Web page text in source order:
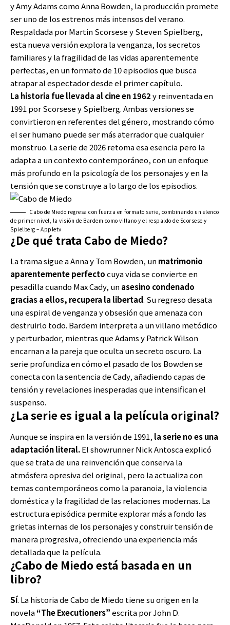
y Amy Adams como Anna Bowden, la producción promete
ser uno de los estrenos más intensos del verano.
Respaldada por Martin Scorsese y Steven Spielberg,
esta nueva versión explora la venganza, los secretos
familiares y la fragilidad de las vidas aparentemente
perfectas, en un formato de 10 episodios que busca
atrapar al espectador desde el primer capítulo.
La historia fue llevada al cine en 1962y reinventada en
1991 por Scorsese y Spielberg. Ambas versiones se
convirtieron en referentes del género, mostrando cómo
el ser humano puede ser más aterrador que cualquier
monstruo. La serie de 2026 retoma esa esencia pero la
adapta a un contexto contemporáneo, con un enfoque
más profundo en la psicología de los personajes y en la
tensión que se construye a lo largo de los episodios.
Cabo de Miedo regresa con fuerza en formato serie, combinando un elenco
de primer nivel, la visión de Bardem como villano y el respaldo de Scorsese y
Spielberg – Appletv
¿De qué trata Cabo de Miedo?
La trama sigue a Anna y Tom Bowden, unmatrimonio
aparentemente perfectocuya vida se convierte en
pesadilla cuando Max Cady, unasesino condenado
gracias a ellos, recupera la libertad. Su regreso desata
una espiral de venganza y obsesión que amenaza con
destruirlo todo. Bardem interpreta a un villano metódico
y perturbador, mientras que Adams y Patrick Wilson
encarnan a la pareja que oculta un secreto oscuro. La
serie profundiza en cómo el pasado de los Bowden se
conecta con la sentencia de Cady, añadiendo capas de
tensión y revelaciones inesperadas que intensifican el
suspenso.
¿La serie es igual a la película original?
Aunque se inspira en la versión de 1991, la serie no es una
adaptación literal.El showrunner Nick Antosca explicó
que se trata de una reinvención que conserva la
atmósfera opresiva del original, pero la actualiza con
temas contemporáneos como la paranoia, la violencia
doméstica y la fragilidad de las relaciones modernas. La
estructura episódica permite explorar más a fondo las
grietas internas de los personajes y construir tensión de
manera progresiva, ofreciendo una experiencia más
detallada que la película.
¿Cabo de Miedo está basada en un
libro?
Sí. La historia de Cabo de Miedo tiene su origen en la
novela“The Executioners”escrita por John D.